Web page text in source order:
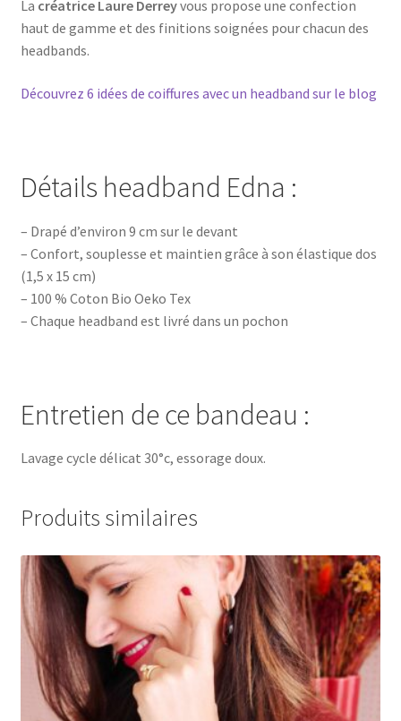
La créatrice Laure Derreyvous propose une confection
haut de gamme et des finitions soignées pour chacun des
headbands.
Découvrez 6 idées de coiffures avec un headband sur le blog
Détails headband Edna :
– Drapé d’environ 9 cm sur le devant
– Confort, souplesse et maintien grâce à son élastique dos
(1,5 x 15 cm)
– 100 % Coton Bio Oeko Tex
– Chaque headband est livré dans un pochon
Entretien de ce bandeau :
Lavage cycle délicat 30°c, essorage doux.
Produits similaires